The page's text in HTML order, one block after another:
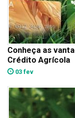
Conheça as
Crédito Agrícola
03 fev